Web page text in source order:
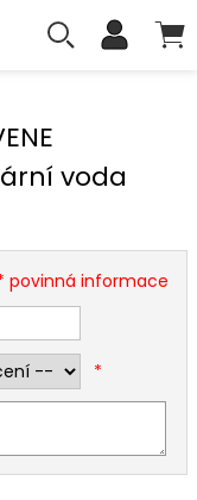
voda
povinná informace
*